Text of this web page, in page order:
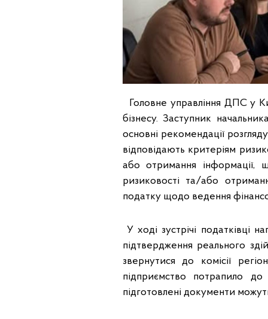
Головне управління ДПС у
бізнесу. Заступник
основні рекомендації
відповідають критеріям
або отримання інформації,
ризиковості та/або
податку щодо ведення
У ході зустрічі податківці
підтвердження реального
звернутися до комісії
підприємство потрапило
підготовлені документи